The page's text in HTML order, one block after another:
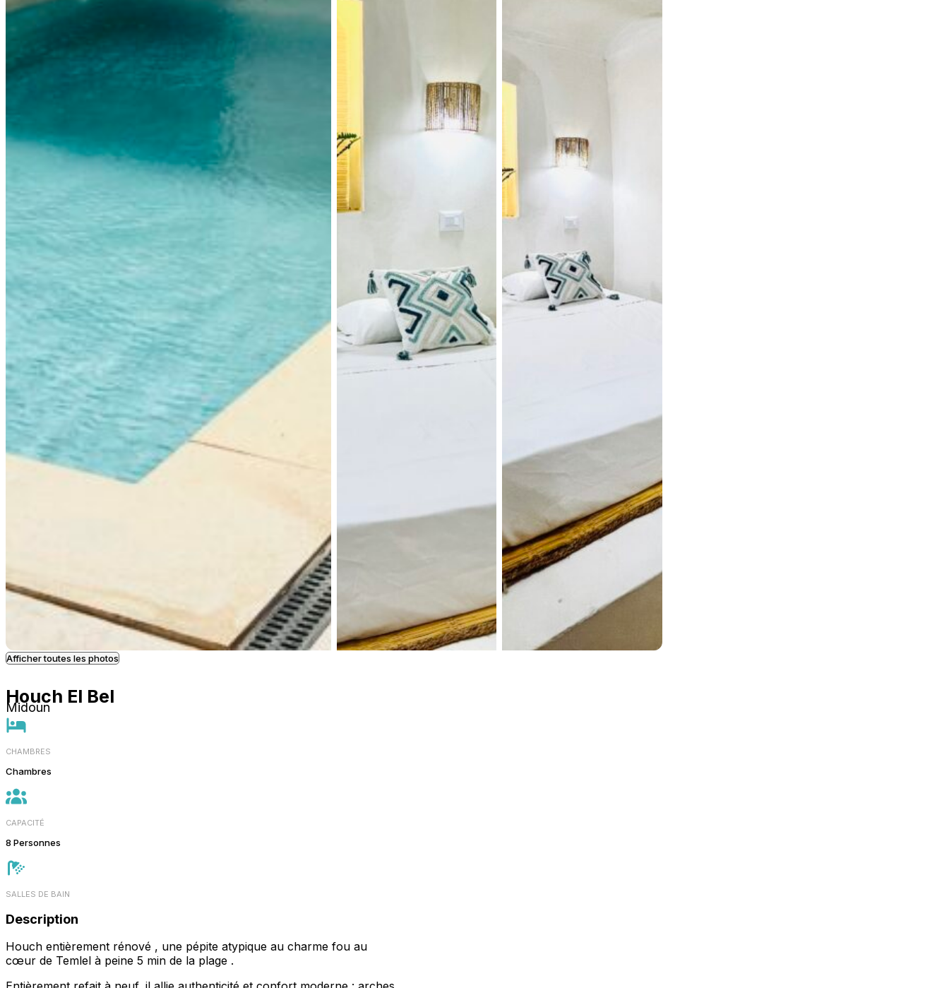
Afficher toutes les photos
Houch El Bel
Midoun
CHAMBRES
Chambres
CAPACITÉ
8 Personnes
SALLES DE BAIN
Description
Houch entièrement rénové , une pépite atypique au charme fou au
cœur de Temlel à peine 5 min de la plage .